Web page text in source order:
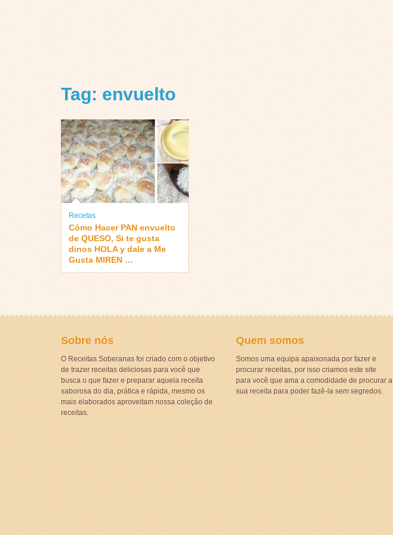
Tag: envuelto
Recetas
Cómo Hacer PAN envuelto
de QUESO, Si te gusta
dinos HOLA y dale a Me
Gusta MIREN …
Sobre nós
O Receitas Soberanas foi criado com o objetivo
de trazer receitas deliciosas para você que
busca o que fazer e preparar aquela receita
saborosa do dia, prática e rápida, mesmo os
mais elaborados aproveitam nossa coleção de
receitas.
Quem somos
Somos uma equipa apaixonada por fazer e
procurar receitas, por isso criamos este site
para você que ama a comodidade de procurar a
sua receita para poder fazê-la sem segredos.